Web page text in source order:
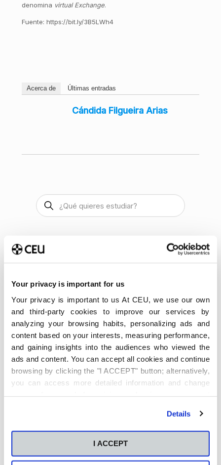
Your privacy is important for us
Your privacy is important to us At CEU, we use our own
and third-party cookies to improve our services by
analyzing your browsing habits, personalizing ads and
content based on your interests, measuring performance,
and gaining insights into the audiences who viewed the
ads and content. You can accept all cookies and continue
browsing by clicking the "I ACCEPT" button; alternatively,
you can access more detailed information and change
Details
I ACCEPT
denomina virtual Exchange.
Fuente: https://bit.ly/3B5LWh4
Acerca de Últimas entradas
Cándida Filgueira Arias
Últimas publicaciones
Método Pomodoro para
la universidad y cuándo no
funciona
6 de agosto de 2026
Qué es y cómo está
transformando el análisis
empresarial
decidir qué carrera estudiar
entre tus opciones finalistas